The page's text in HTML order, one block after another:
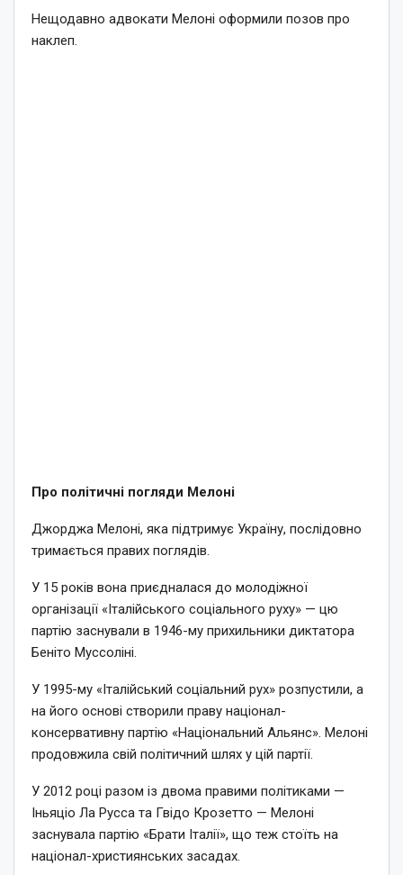
Нещодавно адвокати Мелоні оформили позов про
наклеп.
Про політичні погляди Мелоні
Джорджа Мелоні, яка підтримує Україну, послідовно
тримається правих поглядів.
У 15 років вона приєдналася до молодіжної
організації «Італійського соціального руху» — цю
партію заснували в 1946-му прихильники диктатора
Беніто Муссоліні.
У 1995-му «Італійський соціальний рух» розпустили, а
на його основі створили праву націонал-
консервативну партію «Національний Альянс». Мелоні
продовжила свій політичний шлях у цій партії.
У 2012 році разом із двома правими політиками —
Іньяціо Ла Русса та Гвідо Крозетто — Мелоні
заснувала партію «Брати Італії», що теж стоїть на
націонал-християнських засадах.